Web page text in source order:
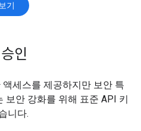
기
인
세스를 제공하지만 보안 특
보안 강화를 위해 표준 API 키
니다.